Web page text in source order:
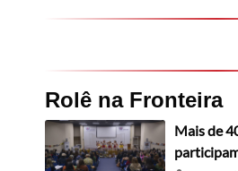
Rolê na Fronteira
Mais de